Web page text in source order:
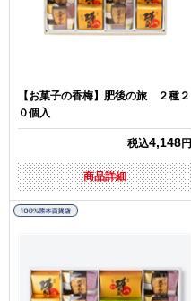
【お菓子の香梅】肥後の旅 ２種２
０個入
税込4,148円
商品詳細